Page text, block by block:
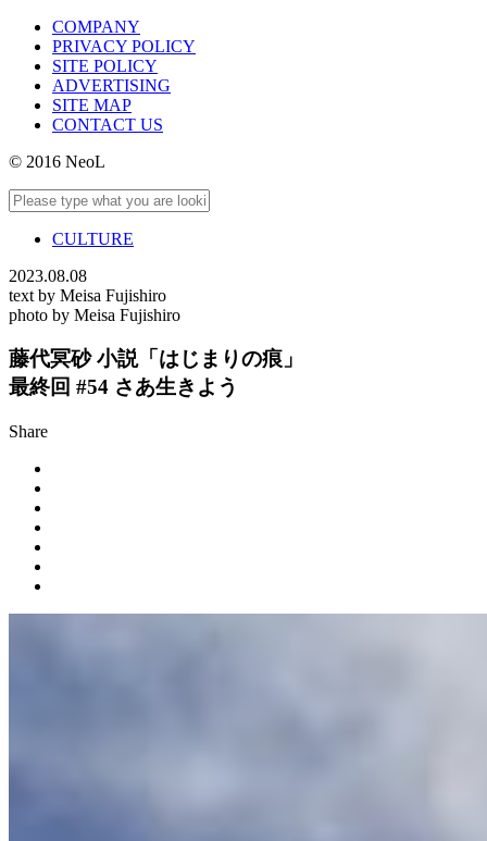
COMPANY
PRIVACY POLICY
SITE POLICY
ADVERTISING
SITE MAP
CONTACT US
© 2016 NeoL
CULTURE
2023.08.08
text by Meisa Fujishiro
photo by Meisa Fujishiro
藤代冥砂 小説「はじまりの痕」
最終回 #54 さあ生きよう
Share